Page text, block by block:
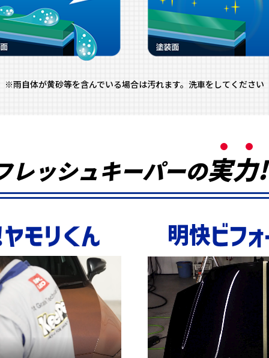
※雨自体が黄砂等を含んでいる場合は汚れます。洗車をしてください
レッシュキーパーの実力